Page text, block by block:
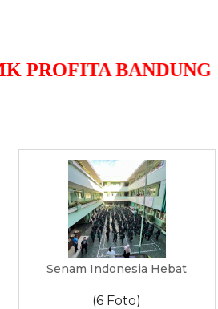
BANDUNG
Senam Indonesia Hebat
(6 Foto)